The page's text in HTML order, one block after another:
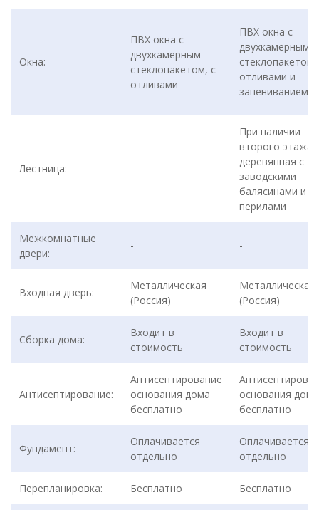
Окна:
ПВХ окна с
двухкамерным
стеклопакетом, с
отливами
ПВХ окна с
двухкамерным
стеклопакетом,
отливами и
запениванием.
Лестница: -
При наличии
второго этажа:
деревянная с
заводскими
балясинами и
перилами
Межкомнатные
двери:
- -
Входная дверь:
Металлическая
(Россия)
Металлическая
(Россия)
Сборка дома:
Входит в
стоимость
Входит в
стоимость
Антисептирование:
Антисептирование
основания дома
бесплатно
основания дома
бесплатно
Фундамент:
Оплачивается
отдельно
Оплачивается
отдельно
Перепланировка: Бесплатно Бесплатно